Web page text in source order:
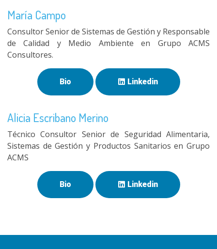
María Campo
Consultor Senior de Sistemas de Gestión y Responsable
de Calidad y Medio Ambiente en Grupo ACMS
Consultores.
Bio Linkedin
Alicia Escribano Merino
Técnico Consultor Senior de Seguridad Alimentaria,
Sistemas de Gestión y Productos Sanitarios en Grupo
ACMS
Bio Linkedin